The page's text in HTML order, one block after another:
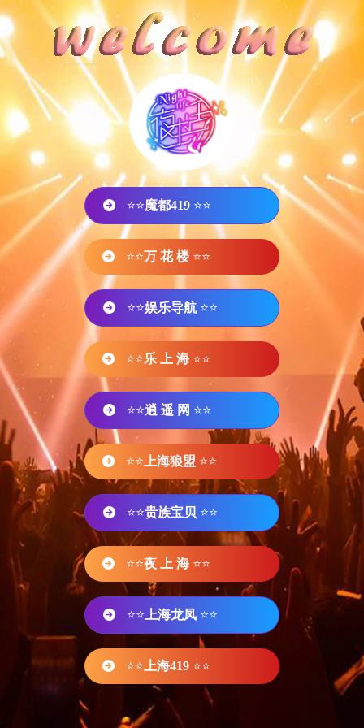
⭐⭐魔都419 ⭐⭐
⭐⭐万 花 楼 ⭐⭐
⭐⭐娱乐导航 ⭐⭐
⭐⭐乐 上 海 ⭐⭐
⭐⭐逍 遥 网 ⭐⭐
⭐⭐ 上海狼盟 ⭐⭐
⭐⭐贵族宝贝 ⭐⭐
⭐⭐夜 上 海 ⭐⭐
⭐⭐ 上海龙凤 ⭐⭐
⭐⭐ 上海419 ⭐⭐